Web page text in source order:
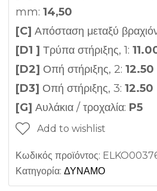
mm: 14,50
[C] Απόσταση μεταξύ
[D1 ] Τρύπα στήριξης, 1:
[D2] Οπή στήριξης, 2: 12.50
[D3] Οπή στήριξης, 3: 12.50
[G] Αυλάκια / τροχαλία: P5
Add to wishlist
Κωδικός προϊόντος:
Κατηγορία: ΔΥΝΑΜΟ